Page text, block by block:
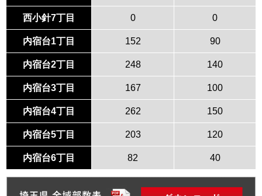
西小針7丁目 0 0
内宿台1丁目 152 90
内宿台2丁目 248 140
内宿台3丁目 167 100
内宿台4丁目 262 150
内宿台5丁目 203 120
内宿台6丁目 82 40